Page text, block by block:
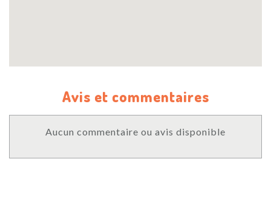
Avis et commentaires
Aucun commentaire ou avis disponible